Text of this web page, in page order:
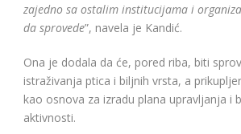
zajedno sa ostalim institucijama i
da sprovede”, navela je Kandić.
Ona je dodala da će, pored riba, biti
istraživanja ptica i biljnih vrsta, a
kao osnova za izradu plana upravljanja i
aktivnosti.